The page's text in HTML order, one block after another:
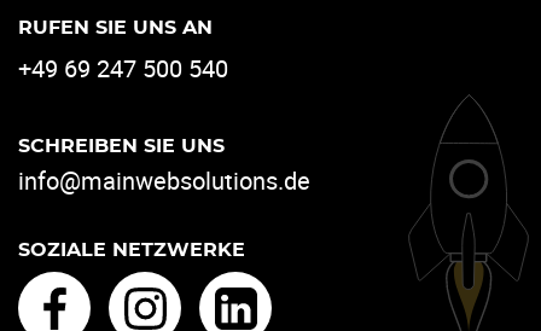
RUFEN SIE UNS AN
+49 69 247 500 540
SCHREIBEN SIE UNS
info@mainwebsolutions.de
SOZIALE NETZWERKE